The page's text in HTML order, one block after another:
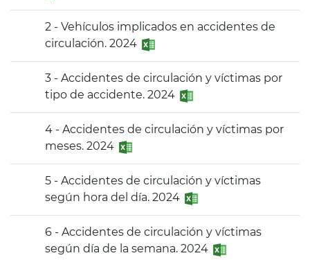
2 - Vehículos implicados en accidentes de
circulación. 2024
3 - Accidentes de circulación y víctimas por
tipo de accidente. 2024
4 - Accidentes de circulación y víctimas por
meses. 2024
5 - Accidentes de circulación y víctimas
según hora del día. 2024
6 - Accidentes de circulación y víctimas
según día de la semana. 2024